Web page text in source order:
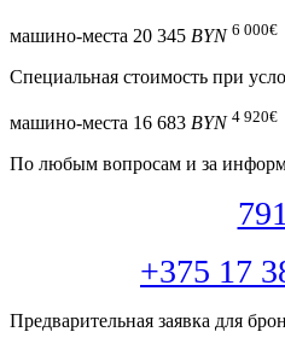
машино-места 20 345 BYN 6 000€
Специальная cтоимость при
машино-места 16 683 BYN 4 920€
По любым вопросам и за
+375 17
Предварительная заявка для